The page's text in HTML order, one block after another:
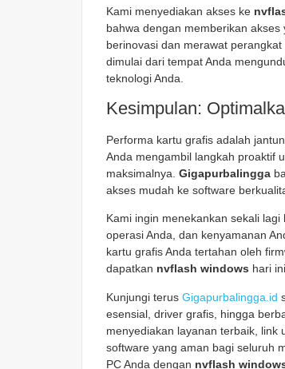
Kami menyediakan akses ke
bahwa dengan memberikan
berinovasi dan merawat
dimulai dari tempat Anda
teknologi Anda.
Kesimpulan:
Performa kartu grafis adalah
Anda mengambil langkah proaktif
maksimalnya. Gigapurbalingga
akses mudah ke software
Kami ingin menekankan sekali lagi
operasi Anda, dan kenyamanan
kartu grafis Anda tertahan oleh
dapatkan nvflash windows hari
Kunjungi terus Gigapurbalingga.id
esensial, driver grafis, hingga
menyediakan layanan terbaik, link
software yang aman bagi seluruh
PC Anda dengan nvflash